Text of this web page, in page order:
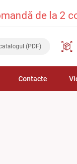
costume în
(PDF)
Contacte